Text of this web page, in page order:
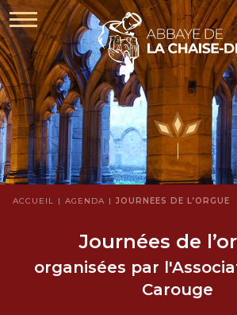
ACCUEIL AGENDA JOURNÉES DE L’ORGUE
Journées de
organisées par
Carouge